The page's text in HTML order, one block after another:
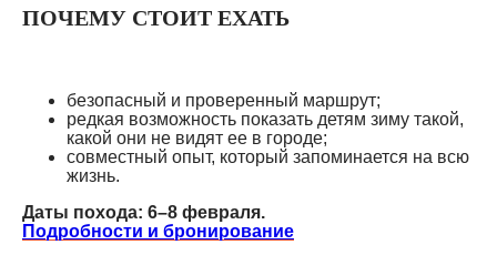
ПОЧЕМУ СТОИТ ЕХАТЬ
безопасный и проверенный маршрут;
редкая возможность показать детям зиму такой,
какой они не видят ее в городе;
совместный опыт, который запоминается на всю
жизнь.
Даты похода: 6–8 февраля.
Подробности и бронирование